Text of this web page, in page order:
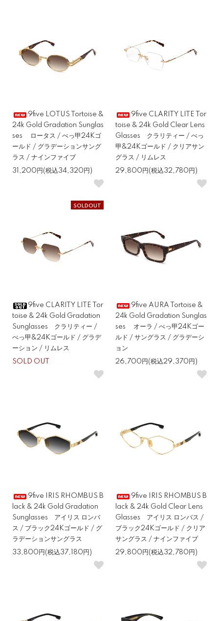
9five LOTUS Tortoise &
24k Gold Gradation Sunglas
ses ロータス / べっ甲24Kゴ
ールド / グラデーションサング
ラス / ナインファイブ
31,200円(税込34,320円)
9five CLARITY LITE Tor
toise & 24k Gold Clear Lens
Glasses クラリティー / べっ
甲&24Kゴールド / クリアサン
グラス / リムレス
29,800円(税込32,780円)
SOLDOUT
9five CLARITY LITE Tor
toise & 24k Gold Gradation
Sunglasses クラリティー /
べっ甲&24Kゴールド / グラデ
ーション / リムレス
SOLD OUT
9five AURA Tortoise &
24k Gold Gradation Sunglas
ses オーラ / べっ甲24Kゴー
ルド / サングラス / グラデーシ
ョン
26,700円(税込29,370円)
9five IRIS RHOMBUS B
lack & 24k Gold Gradation
Sunglasses アイリス ロンバ
ス / ブラック24Kゴールド / グ
ラデーションサングラス
33,800円(税込37,180円)
9five IRIS RHOMBUS B
lack & 24k Gold Clear Lens
Glasses アイリス ロンバス /
ブラック24Kゴールド / クリア
サングラス / ナインファイブ
29,800円(税込32,780円)